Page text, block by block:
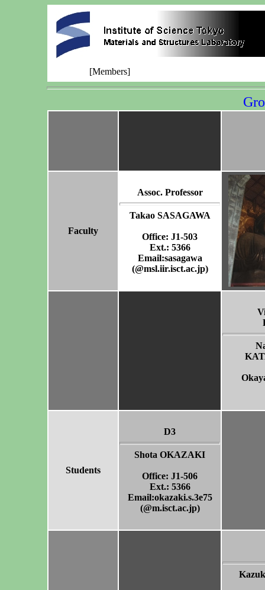
[Members]
Faculty
Assoc. Professor
Takao SASAGAWA
Office: J1-503
Ext.: 5366
Email:sasagawa
(@msl.iir.isct.ac.jp)
Students
D3
Shota OKAZAKI
Office: J1-506
Ext.: 5366
Email:okazaki.s.3e75
(@m.isct.ac.jp)